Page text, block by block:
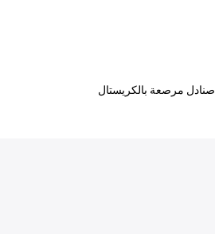
صنادل مرصعة بالكريستال